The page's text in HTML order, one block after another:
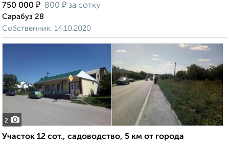
750 000 ₽ 800 ₽ за сотку
Сарабуз 28
Собственник, 14.10.2020
2
Участок 12 сот., садоводство, 5 км от города